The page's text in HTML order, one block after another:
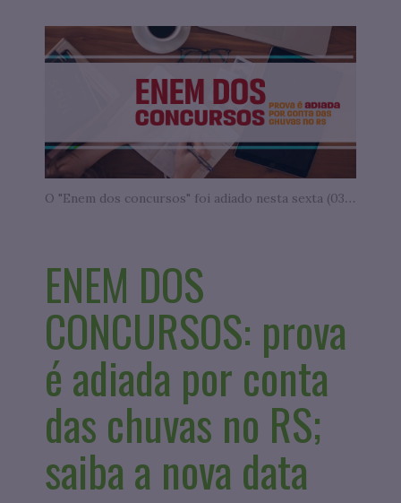
O "Enem dos concursos" foi adiado nesta sexta (03). - Foto de Thought Catalog na Unsplash
ENEM DOS
CONCURSOS: prova
é adiada por conta
das chuvas no RS;
saiba a nova data